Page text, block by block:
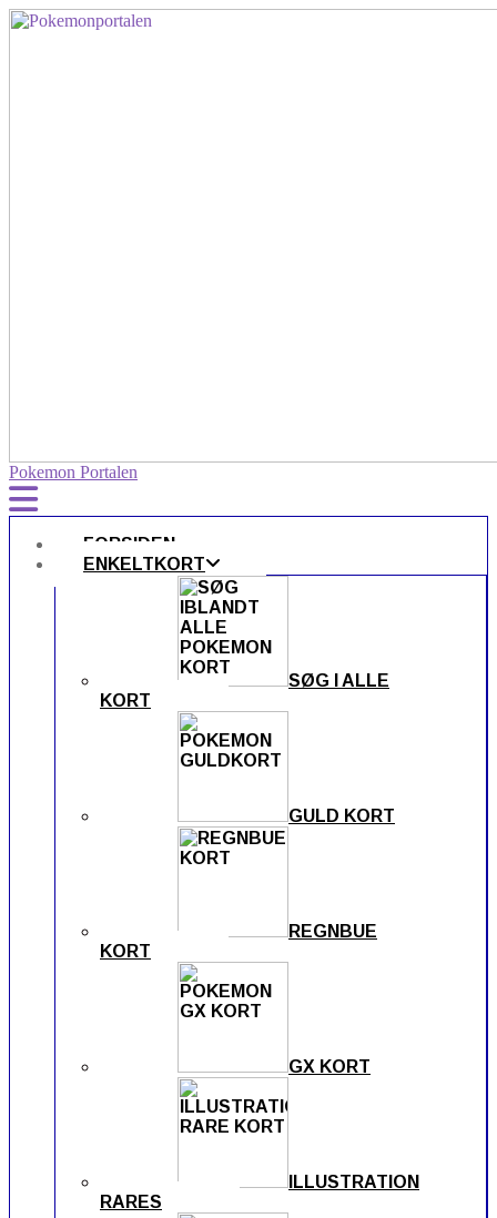
Pokemon Portalen
FORSIDEN
ENKELTKORT
SØG I ALLE
KORT
GULD KORT
REGNBUE
KORT
GX KORT
ILLUSTRATION
RARES